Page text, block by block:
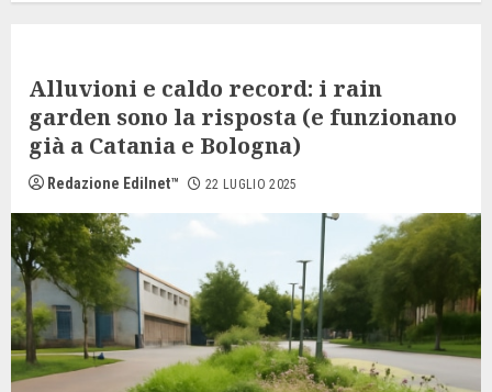
Alluvioni e caldo record: i rain
garden sono la risposta (e funzionano
già a Catania e Bologna)
Redazione Edilnet™ 22 LUGLIO 2025